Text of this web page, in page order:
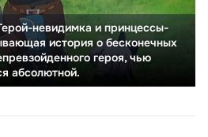
невидимка и принцессы-
история о бесконечных
героя, чью
абсолютной.